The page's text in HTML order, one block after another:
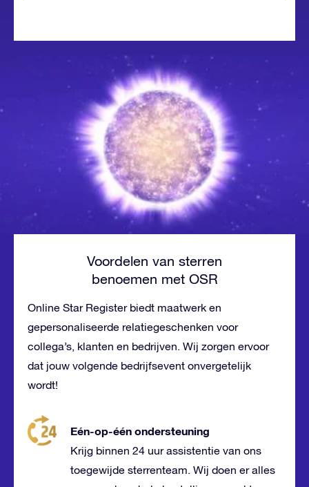
Voordelen van sterren
benoemen met OSR
Online Star Register biedt maatwerk en
gepersonaliseerde relatiegeschenken voor
collega’s, klanten en bedrijven. Wij zorgen ervoor
dat jouw volgende bedrijfsevent onvergetelijk
wordt!
Eén-op-één ondersteuning
Krijg binnen 24 uur assistentie van ons
toegewijde sterrenteam. Wij doen er alles